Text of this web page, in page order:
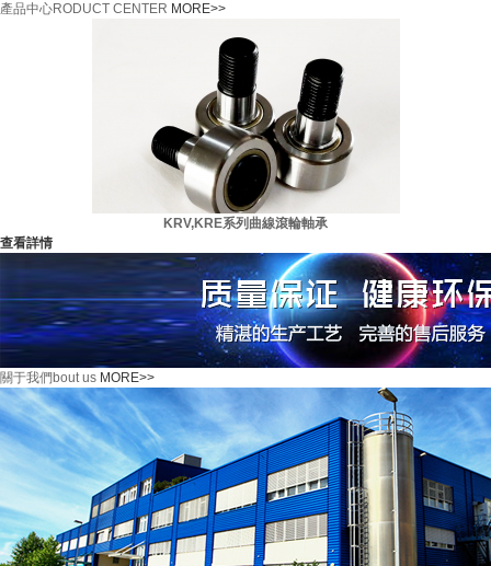
產品中心RODUCT CENTER MORE>>
KRV,KRE系列曲線滾輪軸承
查看詳情
關于我們bout us MORE>>